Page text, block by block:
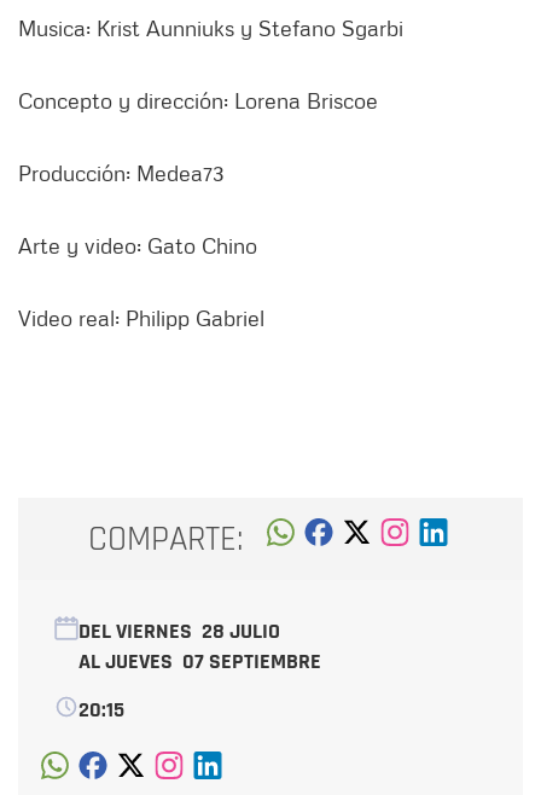
Musica: Krist Aunniuks y Stefano Sgarbi
Concepto y dirección: Lorena Briscoe
Producción: Medea73
Arte y video: Gato Chino
Video real: Philipp Gabriel
COMPARTE:
DEL VIERNES 28 JULIO
AL JUEVES 07 SEPTIEMBRE
20:15